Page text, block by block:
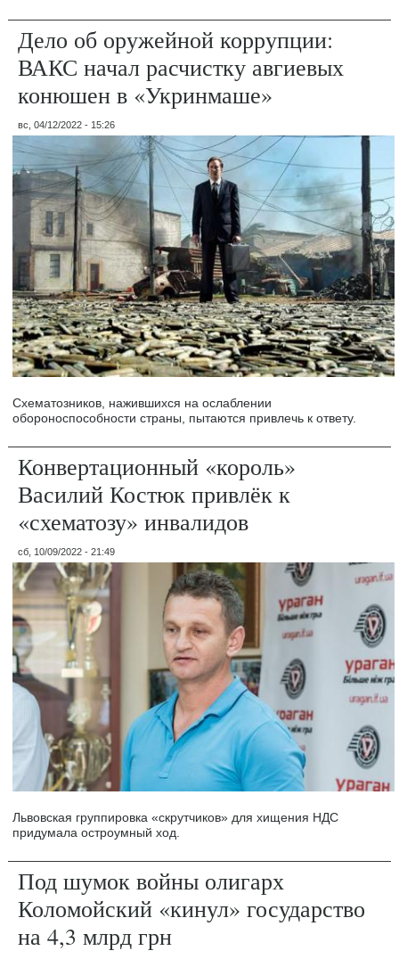
Дело об оружейной коррупции:
ВАКС начал расчистку авгиевых
конюшен в «Укринмаше»
вс, 04/12/2022 - 15:26
Схематозников, нажившихся на ослаблении
обороноспособности страны, пытаются привлечь к ответу.
Конвертационный «король»
Василий Костюк привлёк к
«схематозу» инвалидов
сб, 10/09/2022 - 21:49
Львовская группировка «скрутчиков» для хищения НДС
придумала остроумный ход.
Под шумок войны олигарх
Коломойский «кинул» государство
на 4,3 млрд грн